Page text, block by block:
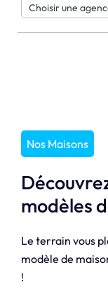
Nos Maisons
modèles
Le terrain vous
modèle de
!